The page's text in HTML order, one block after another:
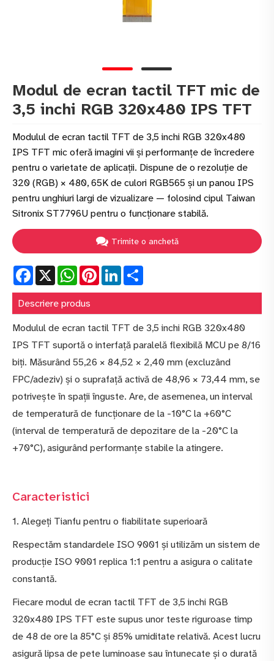
Modul de ecran tactil TFT mic de
3,5 inchi RGB 320x480 IPS TFT
Modulul de ecran tactil TFT de 3,5 inchi RGB 320x480
IPS TFT mic oferă imagini vii și performanțe de încredere
pentru o varietate de aplicații. Dispune de o rezoluție de
320 (RGB) × 480, 65K de culori RGB565 și un panou IPS
pentru unghiuri largi de vizualizare — folosind cipul Taiwan
Sitronix ST7796U pentru o funcționare stabilă.
Trimite o anchetă
Facebook
X WhatsAppPinterestLinkedIn
Descriere produs
Modulul de ecran tactil TFT de 3,5 inchi RGB 320x480
IPS TFT suportă o interfață paralelă flexibilă MCU pe 8/16
biți. Măsurând 55,26 × 84,52 × 2,40 mm (excluzând
FPC/adeziv) și o suprafață activă de 48,96 × 73,44 mm, se
potrivește în spații înguste. Are, de asemenea, un interval
de temperatură de funcționare de la -10°C la +60°C
(interval de temperatură de depozitare de la -20°C la
+70°C), asigurând performanțe stabile la atingere.
Caracteristici
1. Alegeți Tianfu pentru o fiabilitate superioară
Respectăm standardele ISO 9001 și utilizăm un sistem de
producție ISO 9001 replica 1:1 pentru a asigura o calitate
constantă.
Fiecare modul de ecran tactil TFT de 3,5 inchi RGB
320x480 IPS TFT este supus unor teste riguroase timp
de 48 de ore la 85°C și 85% umiditate relativă. Acest lucru
asigură lipsa de pete luminoase sau întunecate și o durată